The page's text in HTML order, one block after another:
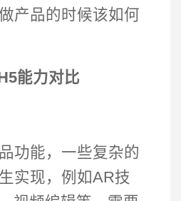
产品的时候该如何
能力对比
功能，一些复杂的
实现，例如AR技